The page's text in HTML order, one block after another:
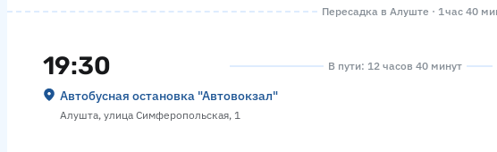
Пересадка в Алуште · 1 час 40
19:30
Автобусная остановка "Автовокзал"
Алушта, улица Симферопольская, 1
В пути: 12 часов 40 минут